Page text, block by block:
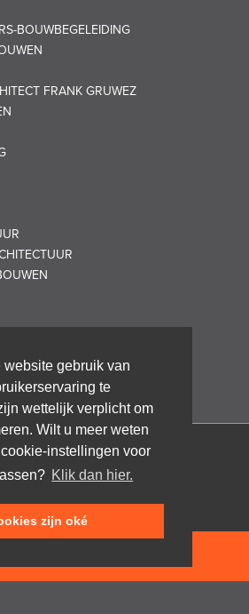
gebruik van
te
wettelijk verplicht om
Wilt u meer weten
instellingen voor
Klik dan hier.
zijn oké
BOUWBEGELEIDING
FRANK GRUWEZ
GRUWEZ bvba